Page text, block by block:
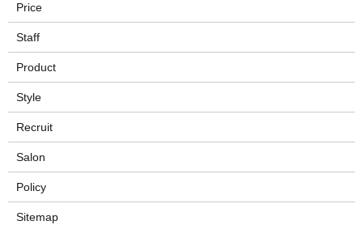
Price
Staff
Product
Style
Recruit
Salon
Policy
Sitemap